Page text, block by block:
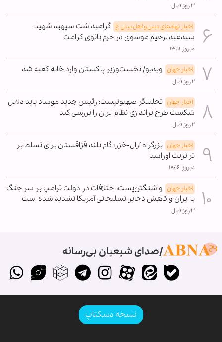
۳ روز قبل
اخبار نهادهای دینی و اهل بیتی ع گرامیداشت سپهبد شهید
سیدعبدالرحیم موسوی در حرم بانوی کرامت
دیروز ۱۳:۱۱
اخبار جهان ویدیو/ نخست‌وزیر پاکستان وارد خانه کعبه شد
۲ روز قبل
اخبار جهان تحلیلگر صهیونیست: رئیس جدید موساد باید دلایل
شکست طرح براندازی نظام ایران را بررسی کند
۲ روز قبل
اخبار جهان بزرگراه آرال-خزر؛ گام بلند قزاقستان برای تسلط بر
ترانزیت اوراسیا
دیروز ۱۸:۱۶
اخبار جهان واشنگتن‌پست: اختلافات در دولت ترامپ بر سر جنگ
با ایران و کاهش ذخایر تسلیحاتی آمریکا تشدید شده است
۳ روز قبل
صدای شیعیان بی‌رسانه
نسخه دسکتاپ